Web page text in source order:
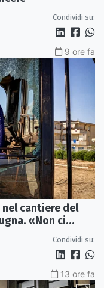
Condividi su:
9 ore fa
cantiere del
«Non ci
Condividi su:
13 ore fa